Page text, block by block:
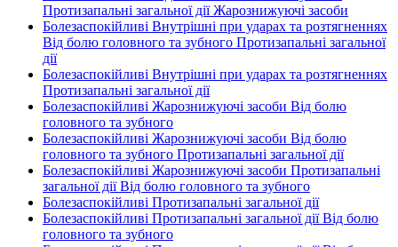
Протизапальні загальної дії Жарознижуючі засоби
Болезаспокійливі Внутрішні при ударах та розтягненнях
Від болю головного та зубного Протизапальні загальної
дії
Болезаспокійливі Внутрішні при ударах та розтягненнях
Протизапальні загальної дії
Болезаспокійливі Жарознижуючі засоби Від болю
головного та зубного
Болезаспокійливі Жарознижуючі засоби Від болю
головного та зубного Протизапальні загальної дії
Болезаспокійливі Жарознижуючі засоби Протизапальні
загальної дії Від болю головного та зубного
Болезаспокійливі Протизапальні загальної дії
Болезаспокійливі Протизапальні загальної дії Від болю
головного та зубного